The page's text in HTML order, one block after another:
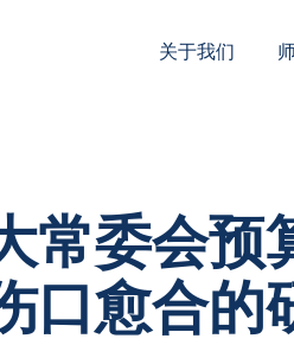
关于我们
常委会
口愈合的